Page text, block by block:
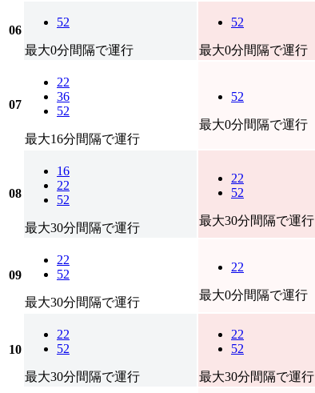
06
52
最大0分間隔で運行
52
最大0分間隔で運行
07
22
36
52
最大16分間隔で運行
52
最大0分間隔で運行
08
16
22
52
最大30分間隔で運行
22
52
最大30分間隔で運行
09
22
52
最大30分間隔で運行
22
最大0分間隔で運行
10
22
52
最大30分間隔で運行
22
52
最大30分間隔で運行